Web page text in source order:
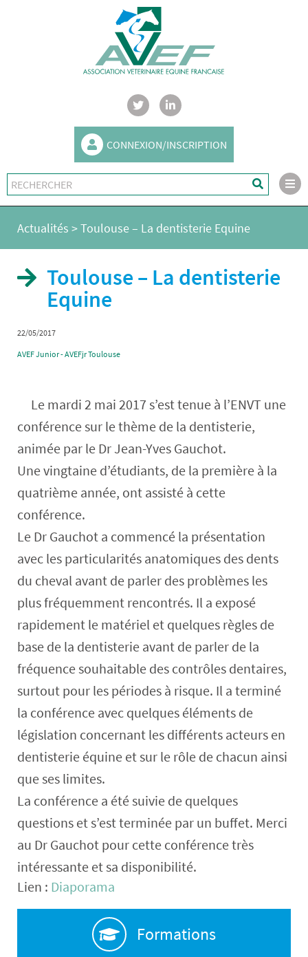
CONNEXION/INSCRIPTION
Actualités >Toulouse – La dentisterie Equine
Toulouse – La dentisterie
Equine
22/05/2017
AVEF Junior - AVEFjr Toulouse
Le mardi 2 mai 2017 s’est tenue à l’ENVT une
conférence sur le thème de la dentisterie,
animée par le Dr Jean-Yves Gauchot.
Une vingtaine d’étudiants, de la première à la
quatrième année, ont assisté à cette
conférence.
Le Dr Gauchot a commencé la présentation
avec les particularités anatomiques des dents
du cheval avant de parler des problèmes les
plus fréquemment rencontrés. Il a exposé
rapidement le matériel et quelques règles de
base de la dentisterie avant de parler de la
fréquence souhaitable des contrôles dentaires,
surtout pour les périodes à risque. Il a terminé
la conférence avec quelques éléments de
législation concernant les différents acteurs en
dentisterie équine et sur le rôle de chacun ainsi
que ses limites.
La conférence a été suivie de quelques
questions et s’est terminée par un buffet. Merci
au Dr Gauchot pour cette conférence très
intéressante et sa disponibilité.
Lien : Diaporama
Formations